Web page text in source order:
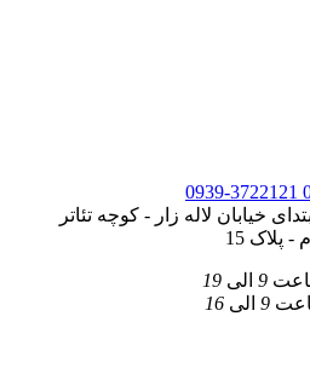
0939-3722121
خیابان لاله زار - کوچه تئاتر
9 الی 19
9 الی 16